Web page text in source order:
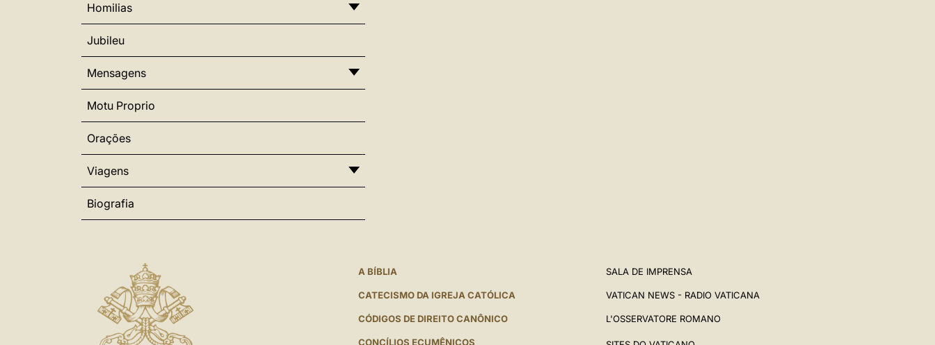
Homilias
Jubileu
Mensagens
Motu Proprio
Orações
Viagens
Biografia
A BÍBLIA
CATECISMO DA IGREJA CATÓLICA
CÓDIGOS DE DIREITO CANÔNICO
CONCÍLIOS ECUMÊNICOS
SALA DE IMPRENSA
VATICAN NEWS - RADIO VATICANA
L'OSSERVATORE ROMANO